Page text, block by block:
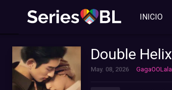
INICIO
Double Helix
May. 08, 2026 GagaOOLala